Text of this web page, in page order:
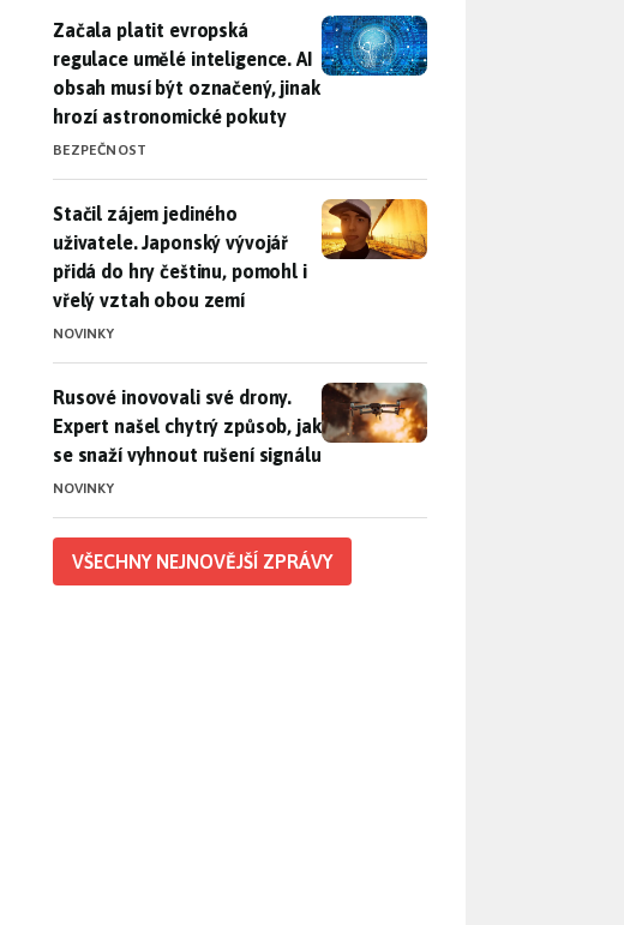
Začala platit evropská regulace umělé inteligence. AI obsah
Začala platit evropská
regulace umělé inteligence. AI
obsah musí být označený, jinak
hrozí astronomické pokuty
BEZPEČNOST
Stačil zájem jediného uživatele. Japonský vývojář přidá do hry
Stačil zájem jediného
uživatele. Japonský vývojář
přidá do hry češtinu, pomohl i
vřelý vztah obou zemí
NOVINKY
Rusové inovovali své drony. Expert našel chytrý způsob, jak se
Rusové inovovali své drony.
Expert našel chytrý způsob, jak
se snaží vyhnout rušení signálu
NOVINKY
VŠECHNY NEJNOVĚJŠÍ ZPRÁVY